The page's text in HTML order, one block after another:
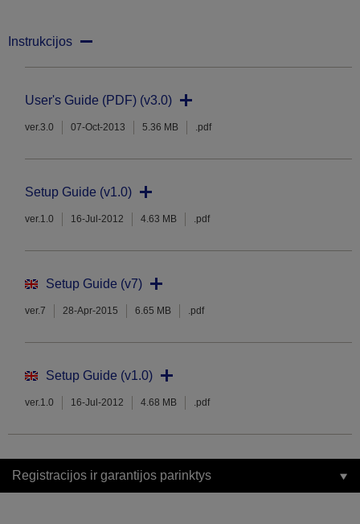
Instrukcijos
User's Guide (PDF) (v3.0)
ver.3.0 07-Oct-2013 5.36 MB .pdf
Setup Guide (v1.0)
ver.1.0 16-Jul-2012 4.63 MB .pdf
Setup Guide (v7)
ver.7 28-Apr-2015 6.65 MB .pdf
Setup Guide (v1.0)
ver.1.0 16-Jul-2012 4.68 MB .pdf
Registracijos ir garantijos parinktys